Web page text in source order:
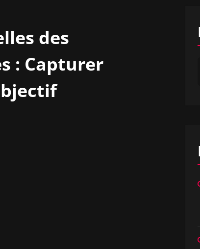
des
: Capturer